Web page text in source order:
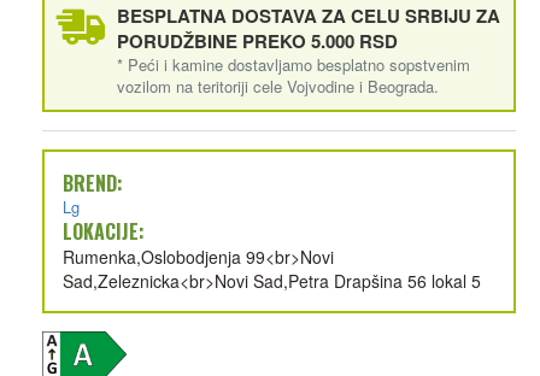
BESPLATNA DOSTAVA ZA CELU SRBIJU ZA
PORUDŽBINE PREKO 5.000 RSD
* Peći i kamine dostavljamo besplatno sopstvenim
vozilom na teritoriji cele Vojvodine i Beograda.
BREND:
Lg
LOKACIJE:
Rumenka,Oslobodjenja 99<br>Novi
Sad,Zeleznicka<br>Novi Sad,Petra Drapšina 56 lokal 5